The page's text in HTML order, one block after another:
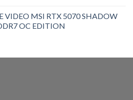
VIDEO MSI RTX 5070 SHADOW
OC EDITION